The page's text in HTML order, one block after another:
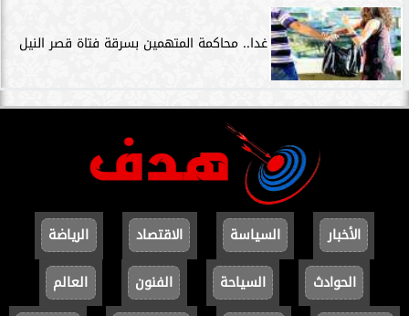
غدا.. محاكمة المتهمين بسرقة فتاة قصر النيل
الأخبار السياسة الاقتصاد
الرياضة
الحوادث
السياحة الفنون
العالم